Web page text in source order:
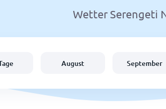
Wetter Serengeti
August September